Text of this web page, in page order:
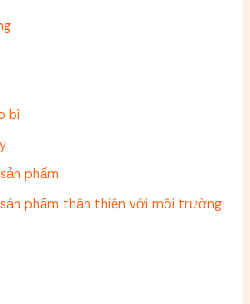
bì
phẩm
phẩm thân thiện với môi trường